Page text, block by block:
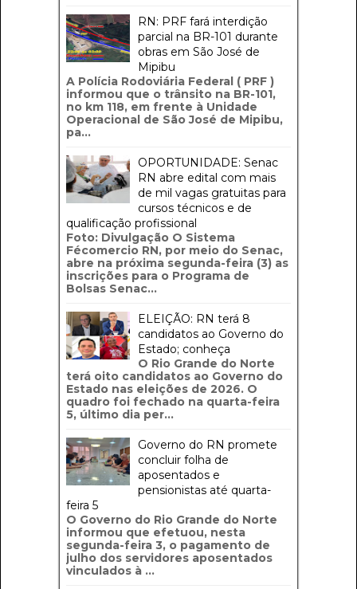
RN: PRF fará interdição
parcial na BR-101 durante
obras em São José de
Mipibu
A Polícia Rodoviária Federal ( PRF )
informou que o trânsito na BR-101,
no km 118, em frente à Unidade
Operacional de São José de Mipibu,
pa...
OPORTUNIDADE: Senac
RN abre edital com mais
de mil vagas gratuitas para
cursos técnicos e de
qualificação profissional
Foto: Divulgação O Sistema
Fécomercio RN, por meio do Senac,
abre na próxima segunda-feira (3) as
inscrições para o Programa de
Bolsas Senac...
ELEIÇÃO: RN terá 8
candidatos ao Governo do
Estado; conheça
O Rio Grande do Norte
terá oito candidatos ao Governo do
Estado nas eleições de 2026. O
quadro foi fechado na quarta-feira
5, último dia per...
Governo do RN promete
concluir folha de
aposentados e
pensionistas até quarta-
feira 5
O Governo do Rio Grande do Norte
informou que efetuou, nesta
segunda-feira 3, o pagamento de
julho dos servidores aposentados
vinculados à ...